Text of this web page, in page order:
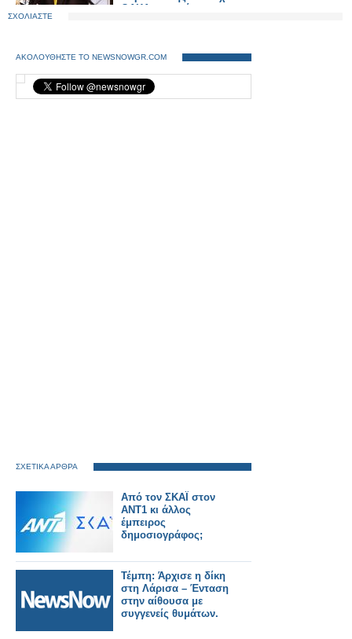
ΟΑΚΑ, εμφανίστηκε ο
ΣΧΟΛΙΑΣΤΕ
ΑΚΟΛΟΥΘΗΣΤΕ ΤΟ NEWSNOWGR.COM
ΣΧΕΤΙΚΑ ΑΡΘΡΑ
Από τον ΣΚΑΪ στον
ΑΝΤ1 κι άλλος
έμπειρος
δημοσιογράφος;
Τέμπη: Άρχισε η δίκη
στη Λάρισα – Ένταση
στην αίθουσα με
συγγενείς θυμάτων.